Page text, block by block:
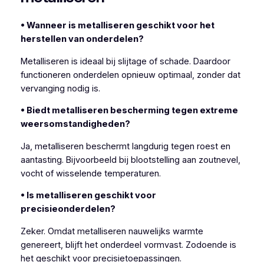
• Wanneer is metalliseren geschikt voor het
herstellen van onderdelen?
Metalliseren is ideaal bij slijtage of schade. Daardoor
functioneren onderdelen opnieuw optimaal, zonder dat
vervanging nodig is.
• Biedt metalliseren bescherming tegen extreme
weersomstandigheden?
Ja, metalliseren beschermt langdurig tegen roest en
aantasting. Bijvoorbeeld bij blootstelling aan zoutnevel,
vocht of wisselende temperaturen.
• Is metalliseren geschikt voor
precisieonderdelen?
Zeker. Omdat metalliseren nauwelijks warmte
genereert, blijft het onderdeel vormvast. Zodoende is
het geschikt voor precisietoepassingen.